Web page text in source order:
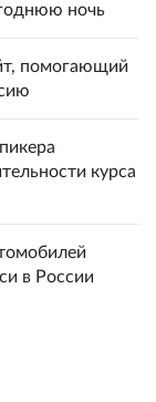
ночь
помогающий
курса
в России